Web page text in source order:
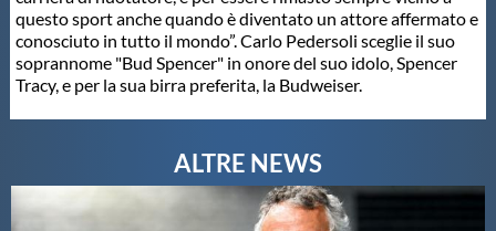
questo sport anche quando è diventato un attore affermato e
conosciuto in tutto il mondo”. Carlo Pedersoli sceglie il suo
soprannome "Bud Spencer" in onore del suo idolo, Spencer
Tracy, e per la sua birra preferita, la Budweiser.